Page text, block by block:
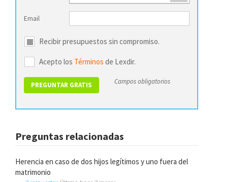
Email
Recibir presupuestos sin compromiso.
Acepto los Términos de Lexdir.
Campos obligatorios
Preguntas relacionadas
Herencia en caso de dos hijos legítimos y uno fuera del
matrimonio